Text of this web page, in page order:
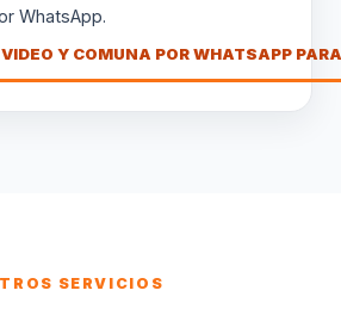
WhatsApp.
Y COMUNA POR WHATSAPP
SERVICIOS